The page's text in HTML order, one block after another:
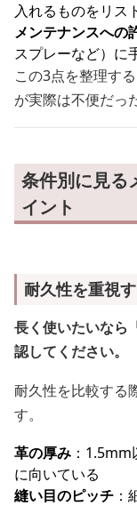
入れるものをリス
メンテナンスへの
スプレーなど）に
この3点を整理す
が実際は不便だっ
条件別に見る
イント
耐久性を重視
長く使いたいなら
認してください。
耐久性を比較する
す。
革の厚み ：
に向いている
縫い目のピッチ ：